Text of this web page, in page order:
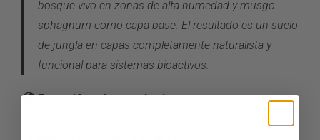
bosque vivo en zonas de alta humedad ymusgo
sphagnum como capa base. El resultado es un suelo
de jungla en capas completamente naturalista y
funcional para sistemas bioactivos.
📦Especificaciones técnicas